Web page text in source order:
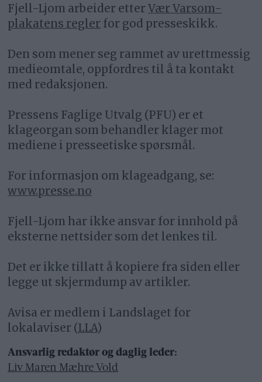
Fjell-Ljom arbeider etterVær Varsom-
plakatens regler for god presseskikk.
Den som mener seg rammet av urettmessig
medieomtale, oppfordres til å ta kontakt
med redaksjonen.
Pressens Faglige Utvalg (PFU) er et
klageorgan som behandler klager mot
mediene i presseetiske spørsmål.
For informasjon om klageadgang, se:
www.presse.no
Fjell-Ljom har ikke ansvar for innhold på
eksterne nettsider som det lenkes til.
Det er ikke tillatt å kopiere fra siden eller
legge ut skjermdump av artikler.
Avisa er medlem i Landslaget for
lokalaviser (LLA)
Ansvarlig redaktør og daglig leder:
Liv Maren Mæhre Vold